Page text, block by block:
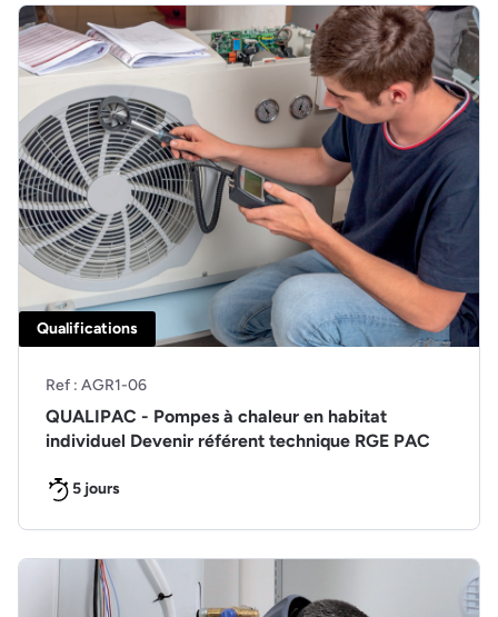
Ref : AGR1-06
QUALIPAC - Pompes à chaleur en habitat
individuel Devenir référent technique RGE PAC
5 jours
Qualifications